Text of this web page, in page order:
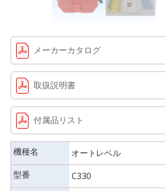
メーカーカタログ
取扱説明書
付属品リスト
機種名
オートレベル
型番
C330